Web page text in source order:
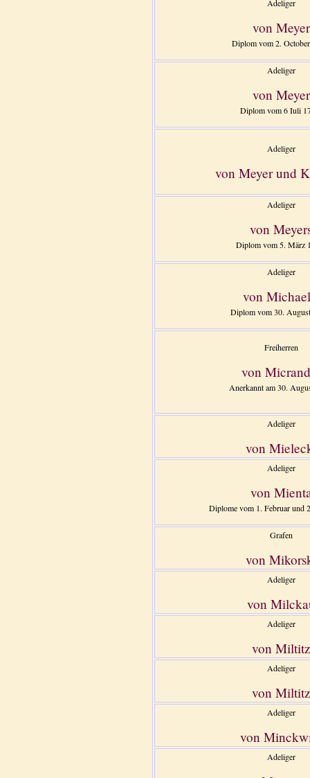
Adeliger
von Meyer
Diplom vom 2.
Adeliger
von Meyer
Diplom vom 6 Iuli
Adeliger
von Meyer und
Adeliger
von
Diplom vom 5. März
Adeliger
von
Diplom vom 30.
Freiherren
von
Anerkannt am 30.
Adeliger
von
Adeliger
von
Diplome vom 1. Februar und
Grafen
von
Adeliger
von
Adeliger
von Miltitz
Adeliger
von Miltitz
Adeliger
von
Adeliger